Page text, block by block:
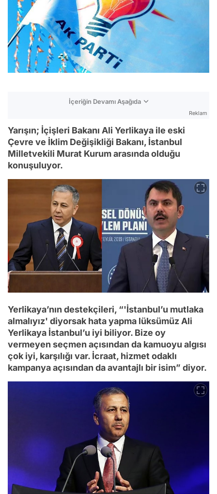
İçeriğin Devamı Aşağıda
Reklam
Yarışın; İçişleri Bakanı Ali Yerlikaya ile eski
Çevre ve İklim Değişikliği Bakanı, İstanbul
Milletvekili Murat Kurum arasında olduğu
konuşuluyor.
Yerlikaya’nın destekçileri, “'İstanbul’u mutlaka
almalıyız' diyorsak hata yapma lüksümüz Ali
Yerlikaya İstanbul’u iyi biliyor. Bize oy
vermeyen seçmen açısından da kamuoyu algısı
çok iyi, karşılığı var. İcraat, hizmet odaklı
kampanya açısından da avantajlı bir isim” diyor.